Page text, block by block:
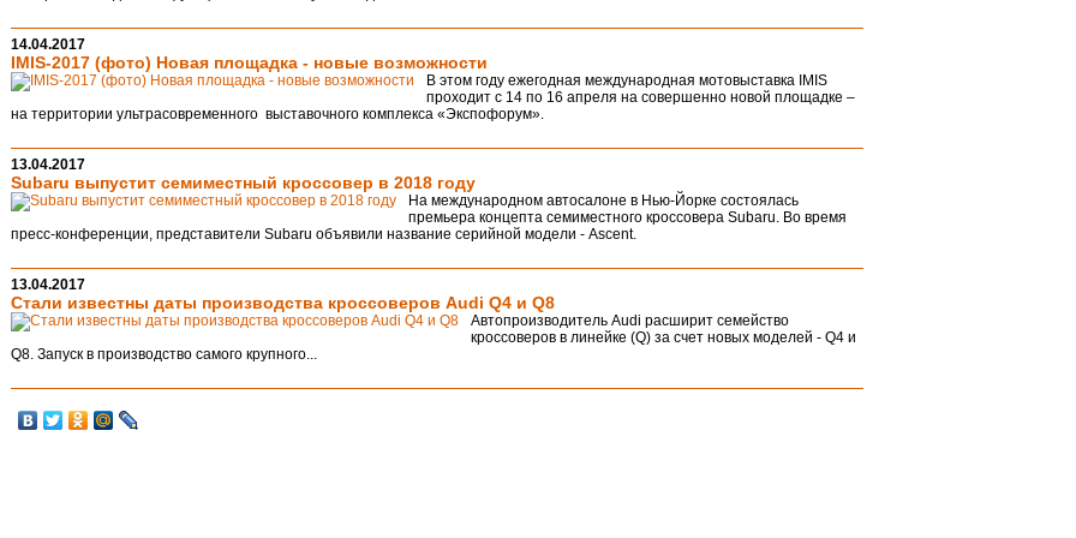
14.04.2017
IMIS-2017 (фото) Новая площадка - новые возможности
В этом году ежегодная международная мотовыставка IMIS
проходит с 14 по 16 апреля на совершенно новой площадке –
на территории ультрасовременного выставочного комплекса «Экспофорум».
13.04.2017
Subaru выпустит семиместный кроссовер в 2018 году
На международном автосалоне в Нью-Йорке состоялась
премьера концепта семиместного кроссовера Subaru. Во время
пресс-конференции, представители Subaru объявили название серийной модели - Ascent.
13.04.2017
Стали известны даты производства кроссоверов Audi Q4 и Q8
Автопроизводитель Audi расширит семейство
кроссоверов в линейке (Q) за счет новых моделей - Q4 и
Q8. Запуск в производство самого крупного...